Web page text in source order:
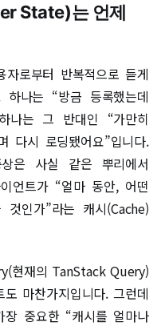
State)는 언제
로부터 반복적으로 듣게
나는 “방금 등록했는데
나는 그 반대인 “가만히
다시 로딩됐어요”입니다.
은 사실 같은 뿌리에서
언트가 “얼마 동안, 어떤
인가”라는 캐시(Cache)
현재의 TanStack Query)
마찬가지입니다. 그런데
중요한 “캐시를 얼마나